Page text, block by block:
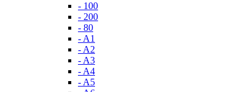
- 100
- 200
- 80
- A1
- A2
- A3
- A4
- A5